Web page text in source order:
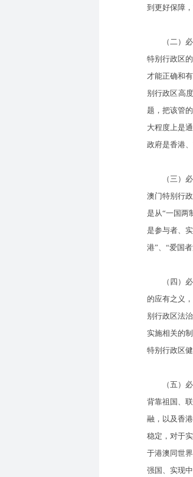
到更好保障
（二）必须
特别行政区
才能正确和
别行政区高
题，把该管
大程度上是
政府是香港
（三）必须
澳门特别行
是从“一国两
是参与者、
港”、“爱国
（四）必须
的应有之义
别行政区法
实施相关的
特别行政区
（五）必须
背靠祖国、
融，以及香
稳定，对于
于港澳同世
强国、实现